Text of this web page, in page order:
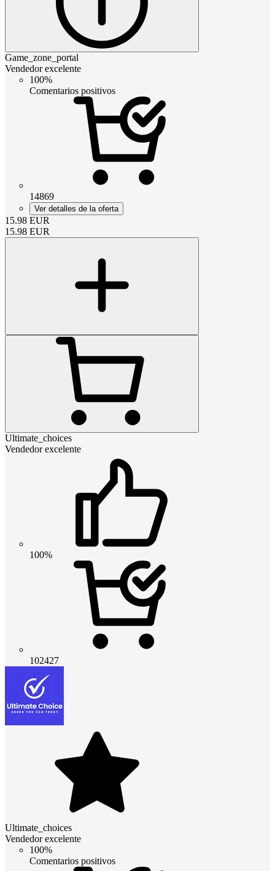
Game_zone_portal
Vendedor excelente
100%
Comentarios positivos
14869
Ver detalles de la oferta
15.98 EUR
15.98 EUR
Ultimate_choices
Vendedor excelente
100%
102427
Ultimate_choices
Vendedor excelente
100%
Comentarios positivos